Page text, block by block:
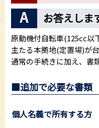
お答えしま
原動機付自転車(125cc以
主たる本拠地(定置場)が
通常の手続きに加え、書
■追加で必要な書類
個人名義で所有する方